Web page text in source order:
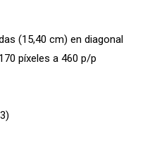
(15,40 cm) en diagonal
píxeles a 460 p/p